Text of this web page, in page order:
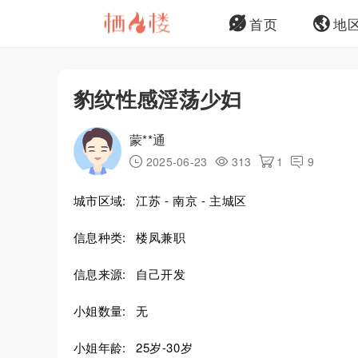
首页 地
豹纹性感淫荡少妇
蒙**通
2025-06-23 313 1 9
城市区域: 江苏 - 南京 - 主城区
信息种类: 楼凤兼职
信息来源: 自己开发
小姐数量: 无
小姐年龄: 25岁-30岁